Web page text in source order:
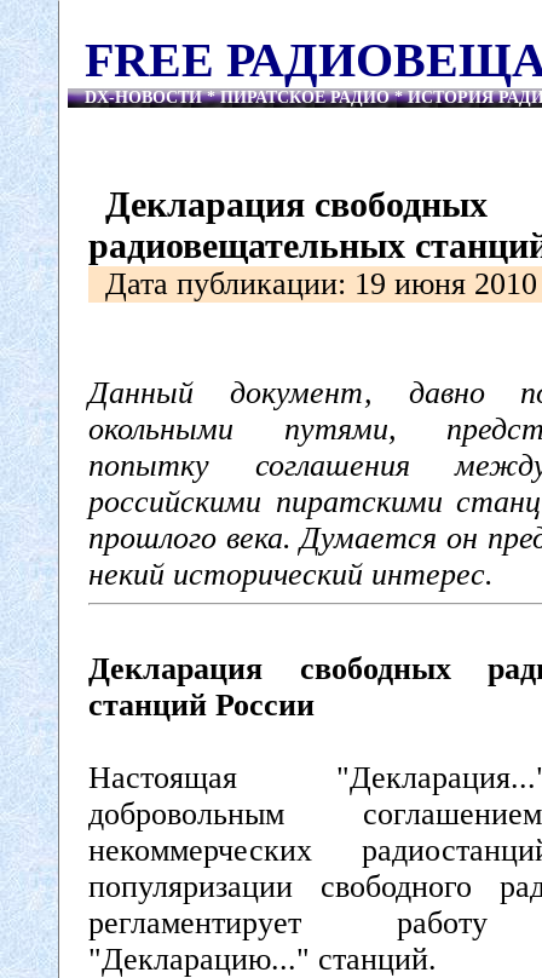
FREE
DX-НОВОСТИ * ПИРАТСКОЕ РАДИО * ИСТОРИЯ
Декларация свободных
радиовещательных
Дата публикации: 19 июня 2010
Данный документ, давно
окольными путями,
попытку соглашения
российскими пиратскими
прошлого века. Думается он
некий исторический интерес.
Декларация свободных
станций России
Настоящая
добровольным
некоммерческих
популяризации свободного
регламентирует работу
"Декларацию..." станций.